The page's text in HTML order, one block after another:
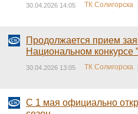
30.04.2026 14:05 ТК Солигорска
Продолжается прием
Национальном конкурсе
30.04.2026 13:05 ТК Солигорска
С 1 мая официально